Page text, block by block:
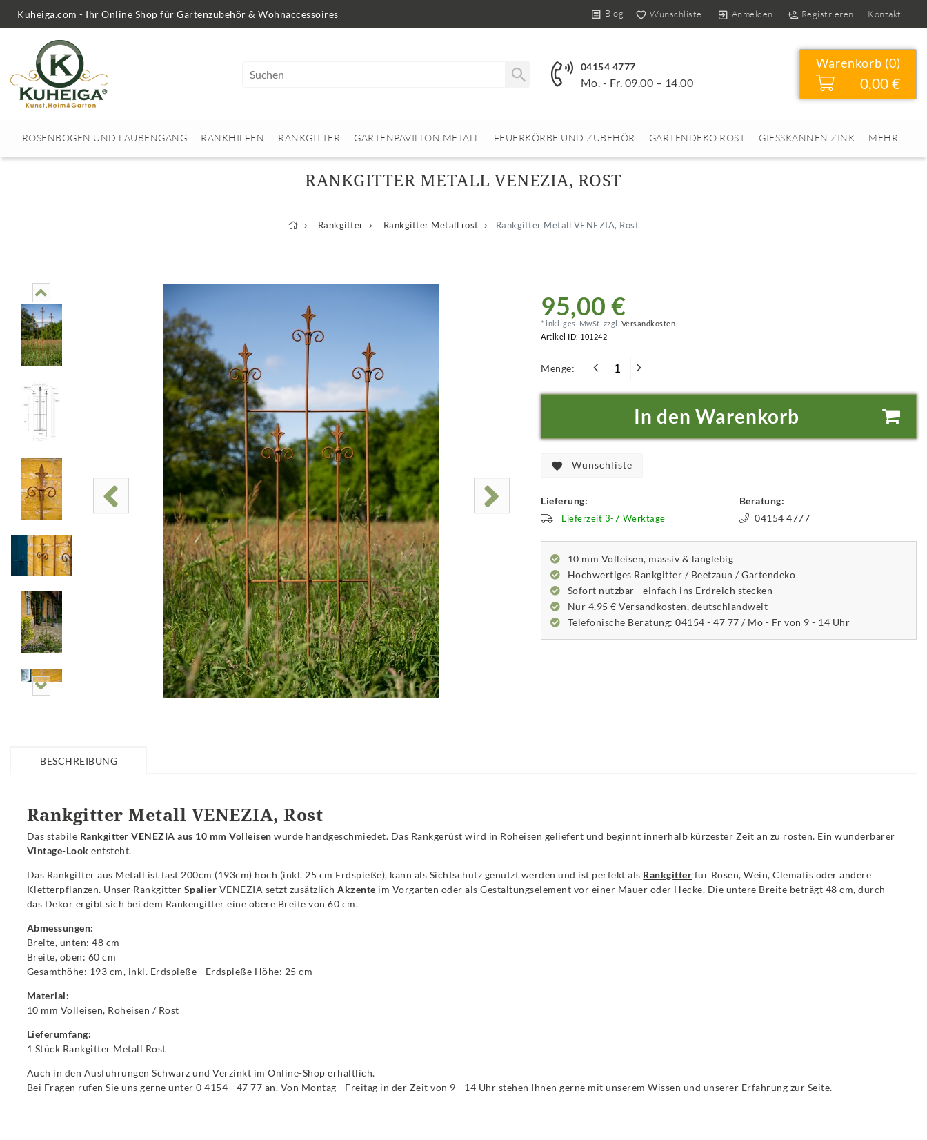
Kuheiga.com - Ihr Online Shop für Gartenzubehör & Wohnaccessoires Blog Wunschliste Anmelden Registrieren Kontakt
04154 4777
Mo. - Fr. 09.00 – 14.00
Warenkorb (0)
0,00 €
ROSENBOGEN UND LAUBENGANG RANKHILFEN RANKGITTER GARTENPAVILLON METALL FEUERKÖRBE UND ZUBEHÖR GARTENDEKO ROST GIESSKANNEN ZINK MEHR
RANKGITTER METALL VENEZIA, ROST
Rankgitter Rankgitter Metall rost Rankgitter Metall VENEZIA, Rost
95,00 €
* inkl. ges. MwSt. zzgl.
Versandkosten
Artikel ID: 101242
Menge:
In den Warenkorb
Wunschliste
Lieferung:
Lieferzeit 3-7 Werktage
Beratung:
04154 4777
10 mm Volleisen, massiv & langlebig
Hochwertiges Rankgitter / Beetzaun / Gartendeko
Sofort nutzbar - einfach ins Erdreich stecken
Nur 4.95 € Versandkosten, deutschlandweit
Telefonische Beratung: 04154 - 47 77 / Mo - Fr von 9 - 14 Uhr
BESCHREIBUNG
Rankgitter Metall VENEZIA, Rost
Das stabile Rankgitter VENEZIA aus 10 mm Volleisen wurde handgeschmiedet. Das Rankgerüst wird in Roheisen geliefert und beginnt innerhalb kürzester Zeit an zu rosten. Ein wunderbarer
Vintage-Look entsteht.
Das Rankgitter aus Metall ist fast 200cm (193cm) hoch (inkl. 25 cm Erdspieße), kann als Sichtschutz genutzt werden und ist perfekt als Rankgitter für Rosen, Wein, Clematis oder andere
Kletterpflanzen. Unser Rankgitter Spalier VENEZIA setzt zusätzlichAkzente im Vorgarten oder als Gestaltungselement vor einer Mauer oder Hecke. Die untere Breite beträgt 48 cm, durch
das Dekor ergibt sich bei dem Rankengitter eine obere Breite von 60 cm.
Abmessungen:
Breite, unten: 48 cm
Breite, oben: 60 cm
Gesamthöhe: 193 cm, inkl. Erdspieße - Erdspieße Höhe: 25 cm
Material:
10 mm Volleisen, Roheisen / Rost
Lieferumfang:
1 Stück Rankgitter Metall Rost
Auch in den Ausführungen Schwarz und Verzinkt im Online-Shop erhältlich.
Bei Fragen rufen Sie uns gerne unter 0 4154 - 47 77 an. Von Montag - Freitag in der Zeit von 9 - 14 Uhr stehen Ihnen gerne mit unserem Wissen und unserer Erfahrung zur Seite.